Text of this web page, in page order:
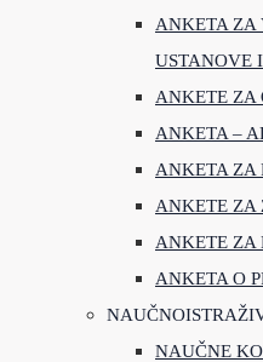
ANKETA ZA
USTANOVE
ANKETE ZA
ANKETA –
ANKETA ZA
ANKETE ZA
ANKETE ZA
ANKETA O
NAUČNE